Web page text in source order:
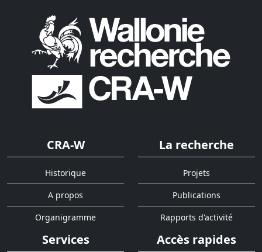
CRA-W
Historique
A propos
Organigramme
La recherche
Projets
Publications
Rapports d'activité
Services Accès rapides